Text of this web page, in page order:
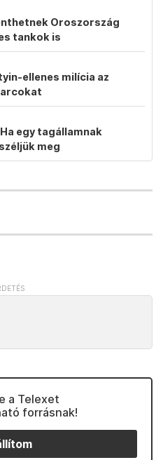
Oroszország
tankok is
ellenes milícia az
egy tagállamnak
meg
a Telexet
forrásnak!